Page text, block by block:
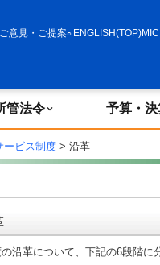
ご意見・ご提案 ENGLISH(TOP)
管法令 予算・決
ービス制度 > 沿革
沿革について、下記の6段階に